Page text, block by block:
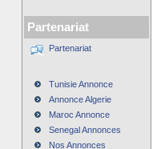
Partenariat
Partenariat
Tunisie Annonce
Annonce Algerie
Maroc Annonce
Senegal Annonces
Nos Annonces